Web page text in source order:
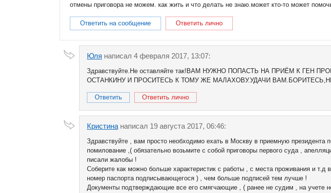
отмены приговора не можем. как жить и что делать не знаю.может кто-то может
Ответить на сообщение Ответить лично
Юля написал 4 февраля 2017, 13:07:
Здравствуйте.Не оставляйте так!ВАМ НУЖНО ПОПАСТЬ НА ПРИЁМ К
ОСТАНКИНУ И ПРОСИТЕСЬ К ТОМУ ЖЕ МАЛАХОВУ.УДАЧИ
Ответить Ответить лично
Кристина написал 19 августа 2017, 06:46:
Здравствуйте , вам просто необходимо ехать в Москву в приемную
помилование ,( обязательно возьмите с собой приговоры первого суда ,
писали жалобы !
Соберите как можно больше характеристик с работы , с места проживания и
номер паспорта подписывающегося ) , чем больше подписей тем лучше !
Документы подтверждающие все его смягчающие , ( ранее не судим , на учете